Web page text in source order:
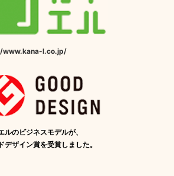
l.co.jp/
ルのビジネスモデルが、
デザイン賞を受賞しました。